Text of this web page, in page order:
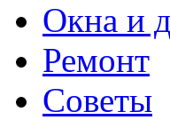
Окна и
Ремонт
Советы